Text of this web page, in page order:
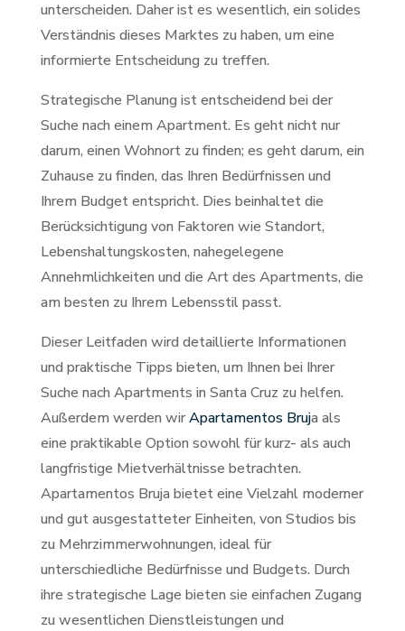
unterscheiden. Daher ist es wesentlich, ein solides
Verständnis dieses Marktes zu haben, um eine
informierte Entscheidung zu treffen.
Strategische Planung ist entscheidend bei der
Suche nach einem Apartment. Es geht nicht nur
darum, einen Wohnort zu finden; es geht darum, ein
Zuhause zu finden, das Ihren Bedürfnissen und
Ihrem Budget entspricht. Dies beinhaltet die
Berücksichtigung von Faktoren wie Standort,
Lebenshaltungskosten, nahegelegene
Annehmlichkeiten und die Art des Apartments, die
am besten zu Ihrem Lebensstil passt.
Dieser Leitfaden wird detaillierte Informationen
und praktische Tipps bieten, um Ihnen bei Ihrer
Suche nach Apartments in Santa Cruz zu helfen.
Außerdem werden wirApartamentos Bruja als
eine praktikable Option sowohl für kurz- als auch
langfristige Mietverhältnisse betrachten.
Apartamentos Bruja bietet eine Vielzahl moderner
und gut ausgestatteter Einheiten, von Studios bis
zu Mehrzimmerwohnungen, ideal für
unterschiedliche Bedürfnisse und Budgets. Durch
ihre strategische Lage bieten sie einfachen Zugang
zu wesentlichen Dienstleistungen und